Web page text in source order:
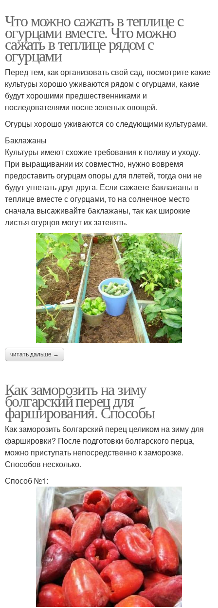
Что можно сажать в теплице с
огурцами вместе. Что можно
сажать в теплице рядом с
огурцами
Перед тем, как организовать свой сад, посмотрите какие
культуры хорошо уживаются рядом с огурцами, какие
будут хорошими предшественниками и
последователями после зеленых овощей.
Огурцы хорошо уживаются со следующими культурами.
Баклажаны
Культуры имеют схожие требования к поливу и уходу.
При выращивании их совместно, нужно вовремя
предоставить огурцам опоры для плетей, тогда они не
будут угнетать друг друга. Если сажаете баклажаны в
теплице вместе с огурцами, то на солнечное место
сначала высаживайте баклажаны, так как широкие
листья огурцов могут их затенять.
читать дальше →
Как заморозить на зиму
болгарский перец для
фарширования. Способы
Как заморозить болгарский перец целиком на зиму для
фаршировки? После подготовки болгарского перца,
можно приступать непосредственно к заморозке.
Способов несколько.
Способ №1: